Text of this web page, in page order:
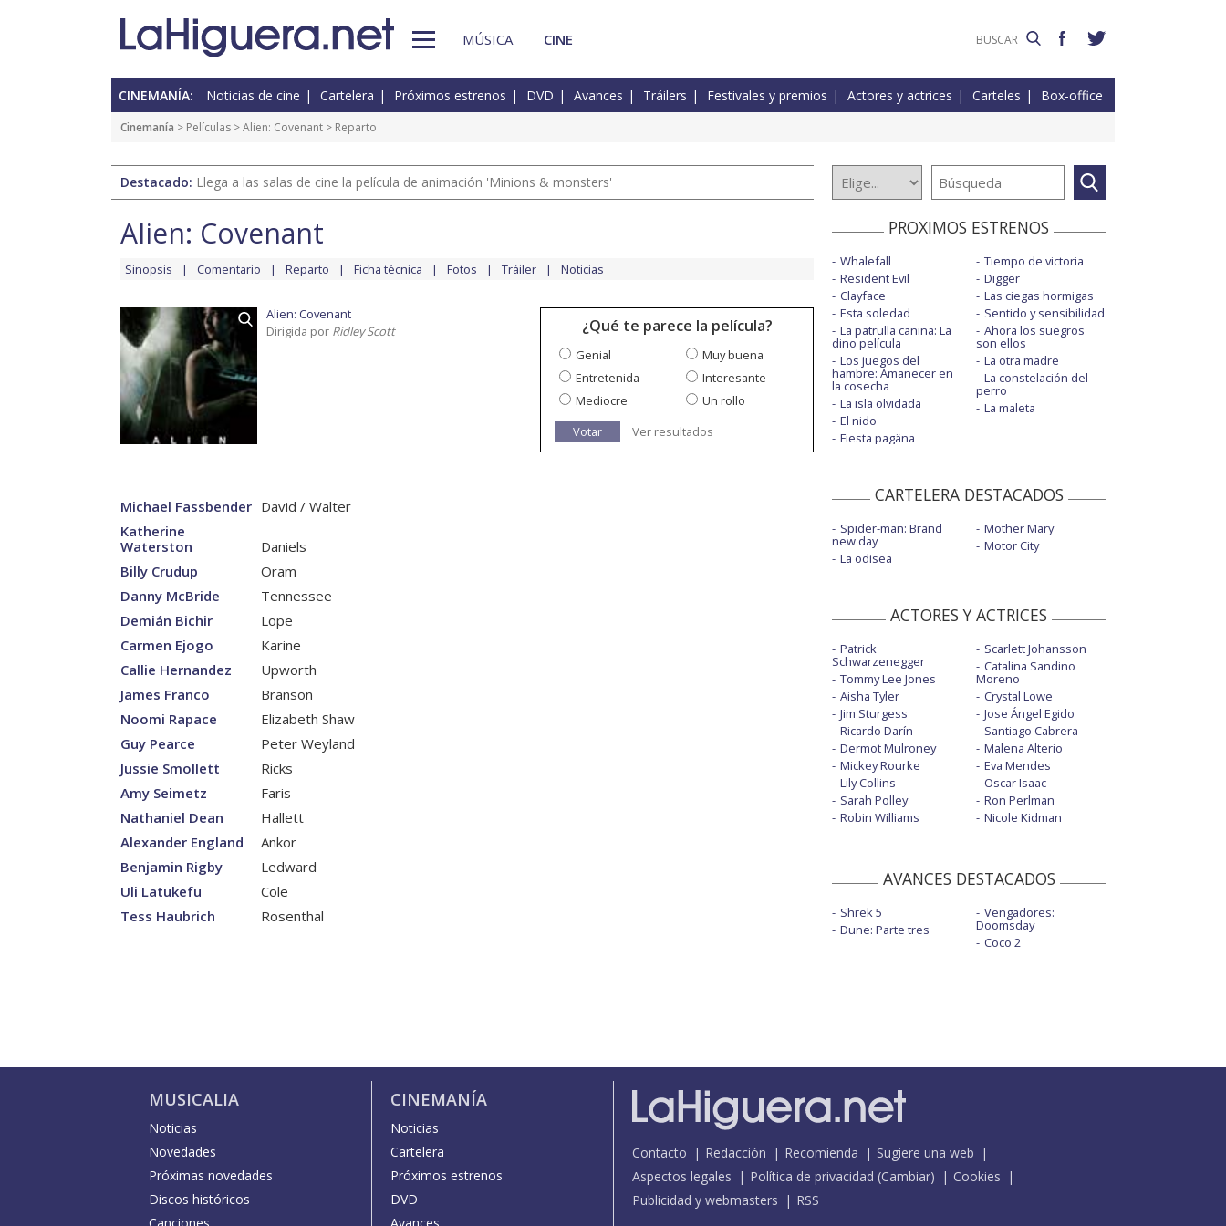
MÚSICA CINE
CINEMANÍA: Noticias de cine Cartelera Próximos estrenos DVD Avances Tráilers Festivales y premios Actores y actrices Carteles Box-office
Cinemanía > Películas >Alien: Covenant > Reparto
Destacado: Llega a las salas de cine la película de animación 'Minions & monsters'
Alien: Covenant
Sinopsis Comentario Reparto Ficha técnica Fotos Tráiler Noticias
Alien: Covenant
Dirigida por Ridley Scott ¿Qué te parece la película?
Genial
Muy buena
Entretenida
Interesante
Mediocre
Un rollo
Votar
Ver resultados
Michael Fassbender David / Walter
Katherine
Waterston
Daniels
Billy Crudup
Oram
Danny McBride
Tennessee
Demián Bichir
Lope
Carmen Ejogo
Karine
Callie Hernandez
Upworth
James Franco
Branson
Noomi Rapace
Elizabeth Shaw
Guy Pearce
Peter Weyland
Jussie Smollett
Ricks
Amy Seimetz
Faris
Nathaniel Dean
Hallett
Alexander England
Ankor
Benjamin Rigby
Ledward
Uli Latukefu
Cole
Tess Haubrich
Rosenthal
PROXIMOS ESTRENOS
Whalefall
Resident Evil
Clayface
Esta soledad
La patrulla canina: La
dino película
Los juegos del
hambre: Amanecer en
la cosecha
La isla olvidada
El nido
Fiesta pagäna
Tiempo de victoria
Digger
Las ciegas hormigas
Sentido y sensibilidad
Ahora los suegros
son ellos
La otra madre
La constelación del
perro
La maleta
CARTELERA DESTACADOS
Spider-man: Brand
new day
La odisea
Mother Mary
Motor City
ACTORES Y ACTRICES
Patrick
Schwarzenegger
Tommy Lee Jones
Aisha Tyler
Jim Sturgess
Ricardo Darín
Dermot Mulroney
Mickey Rourke
Lily Collins
Sarah Polley
Robin Williams
Scarlett Johansson
Catalina Sandino
Moreno
Crystal Lowe
Jose Ángel Egido
Santiago Cabrera
Malena Alterio
Eva Mendes
Oscar Isaac
Ron Perlman
Nicole Kidman
AVANCES DESTACADOS
Shrek 5
Dune: Parte tres
Vengadores:
Doomsday
Coco 2
MUSICALIA
Noticias
Novedades
Próximas novedades
Discos históricos
CINEMANÍA
Noticias
Cartelera
Próximos estrenos
DVD
Contacto Redacción Recomienda
Sugiere una web
Aspectos legales
Política de privacidad (Cambiar)
Cookies
Publicidad y webmasters
RSS